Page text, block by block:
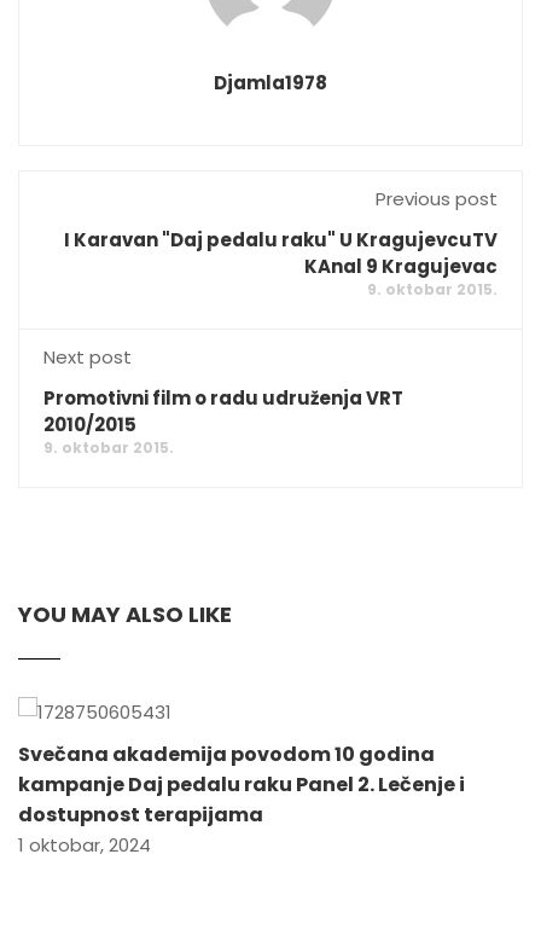
Djamla1978
Previous post
I Karavan "Daj pedalu raku" U KragujevcuTV
KAnal 9 Kragujevac
9. oktobar 2015.
Next post
Promotivni film o radu udruženja VRT
2010/2015
9. oktobar 2015.
YOU MAY ALSO LIKE
Svečana akademija povodom 10 godina
kampanje Daj pedalu raku Panel 2. Lečenje i
dostupnost terapijama
1 oktobar, 2024